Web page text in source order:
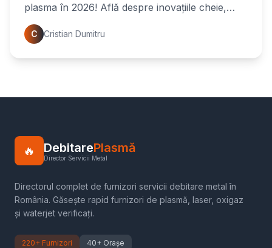
plasma în 2026! Află despre inovațiile cheie,
eficiență și cum să alegi modelul perfect pentru
nevoile tale.
C Cristian Dumitru
🔥 DebitarePlasmă
Director Servicii Metal
Directorul complet de furnizori servicii debitare metal în
România. Găsește rapid furnizori de plasmă, laser, oxigaz
și waterjet verificați.
220+ Furnizori 40+ Orașe